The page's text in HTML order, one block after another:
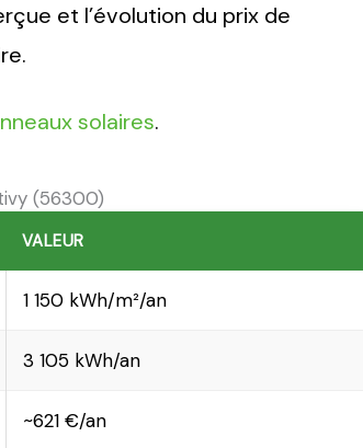
et l’évolution du prix de
solaires.
(56300)
VALEUR
1 150 kWh/m²/an
3 105 kWh/an
~621 €/an